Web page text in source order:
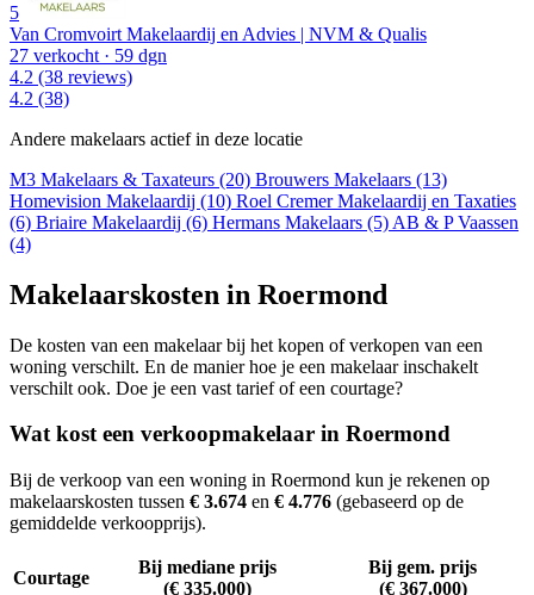
5
Van Cromvoirt Makelaardij en Advies | NVM & Qualis
27 verkocht · 59 dgn
4.2 (38 reviews)
4.2 (38)
Andere makelaars actief in deze locatie
M3 Makelaars & Taxateurs (20) Brouwers Makelaars (13)
Homevision Makelaardij (10) Roel Cremer Makelaardij en Taxaties
(6) Briaire Makelaardij (6) Hermans Makelaars (5) AB & P Vaassen
(4)
Makelaarskosten in Roermond
De kosten van een makelaar bij het kopen of verkopen van een
woning verschilt. En de manier hoe je een makelaar inschakelt
verschilt ook. Doe je een vast tarief of een courtage?
Wat kost een verkoopmakelaar in Roermond
Bij de verkoop van een woning in Roermond kun je rekenen op
makelaarskosten tussen € 3.674 en € 4.776 (gebaseerd op de
gemiddelde verkoopprijs).
Courtage
Bij mediane prijs
(€ 335.000)
Bij gem. prijs
(€ 367.000)